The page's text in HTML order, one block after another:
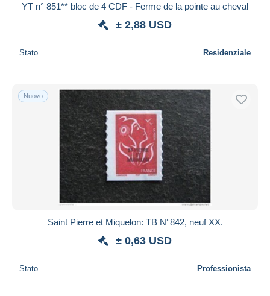
YT n° 851** bloc de 4 CDF - Ferme de la pointe au cheval
± 2,88 USD
Stato Residenziale
Nuovo
Saint Pierre et Miquelon: TB N°842, neuf XX.
± 0,63 USD
Stato Professionista